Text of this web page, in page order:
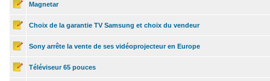
Magnetar
Choix de la garantie TV Samsung et choix du vendeur
Sony arrête la vente de ses vidéoprojecteur en Europe
Téléviseur 65 pouces